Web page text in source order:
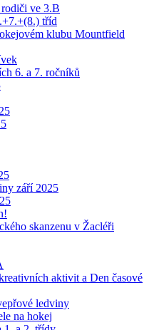
ve 3.B
tříd
klubu Mountfield
6. a 7. ročníků
září 2025
skanzenu v Žacléři
aktivit a Den časové
ledviny
na hokej